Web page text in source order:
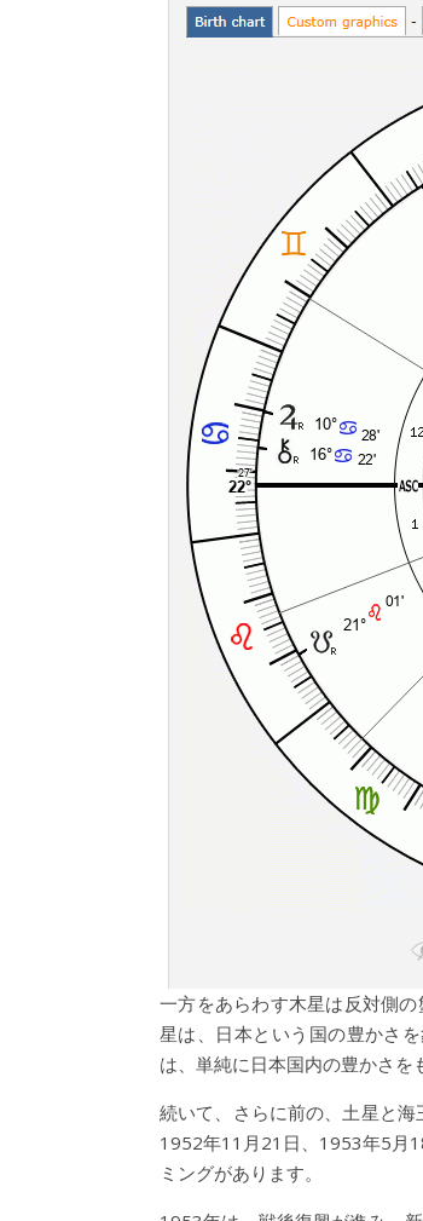
一方をあらわす木星は反対側
星は、日本という国の豊かさ
は、単純に日本国内の豊かさを
続いて、さらに前の、土星と
1952年11月21日、1953年5月
ミングがあります。